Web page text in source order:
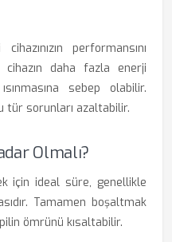
performansını
cihazın daha fazla enerji
sebep olabilir.
tür sorunları azaltabilir.
Olmalı?
için ideal süre, genellikle
Tamamen boşaltmak
ömrünü kısaltabilir.